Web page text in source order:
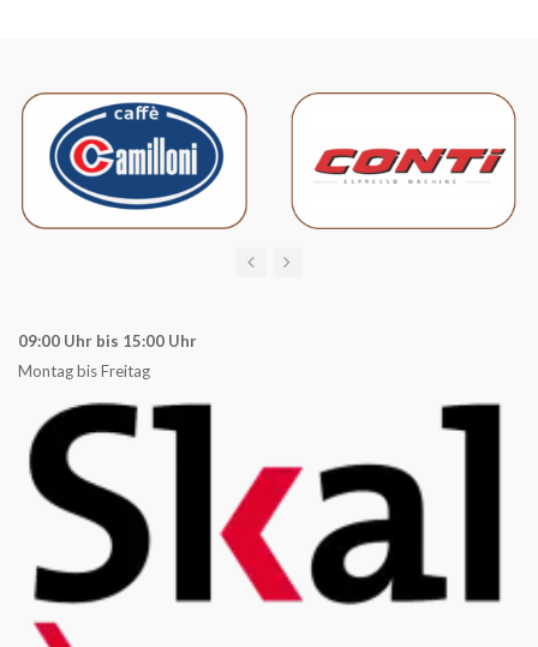
09:00 Uhr bis 15:00 Uhr
Montag bis Freitag